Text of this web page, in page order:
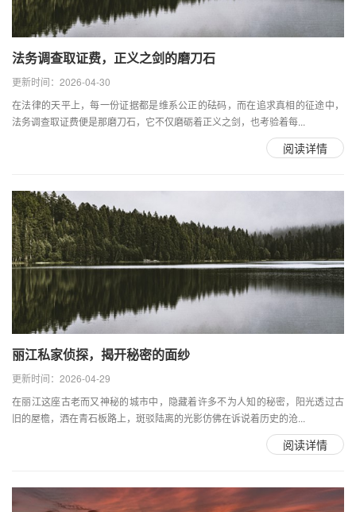
法务调查取证费，正义之剑的磨刀石
更新时间：2026-04-30
在法律的天平上，每一份证据都是维系公正的砝码，而在追求真相的征途中，
法务调查取证费便是那磨刀石，它不仅磨砺着正义之剑，也考验着每...
阅读详情
丽江私家侦探，揭开秘密的面纱
更新时间：2026-04-29
在丽江这座古老而又神秘的城市中，隐藏着许多不为人知的秘密，阳光透过古
旧的屋檐，洒在青石板路上，斑驳陆离的光影仿佛在诉说着历史的沧...
阅读详情